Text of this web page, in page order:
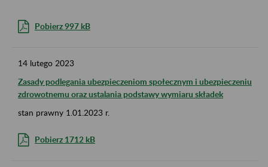
Pobierz 997 kB
14 lutego 2023
Zasady podlegania ubezpieczeniom społecznym i ubezpieczeniu
zdrowotnemu oraz ustalania podstawy wymiaru składek
stan prawny 1.01.2023 r.
Pobierz 1712 kB